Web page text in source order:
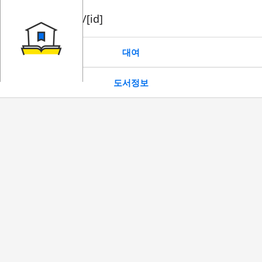
book/rent/[id]
대여
도서정보